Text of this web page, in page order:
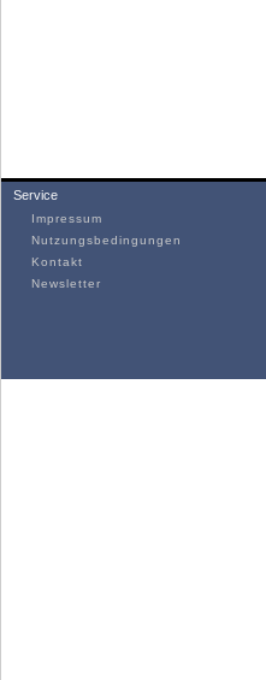
Service
Impressum
Nutzungsbedingungen
Kontakt
Newsletter